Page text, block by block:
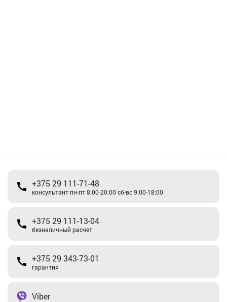
+375 29 111-71-48
консультант пн-пт 8:00-20:00 сб-вс 9:00-18:00
+375 29 111-13-04
безналичный расчет
+375 29 343-73-01
гарантия
Viber